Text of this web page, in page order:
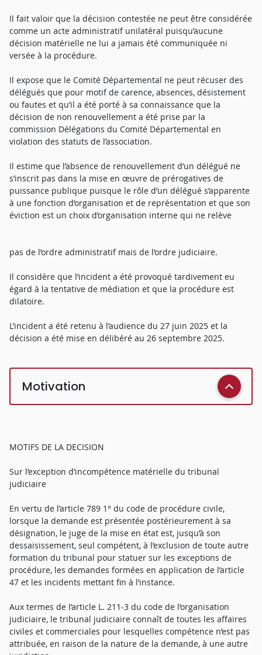
Il fait valoir que la décision contestée ne peut être considérée
comme un acte administratif unilatéral puisqu’aucune
décision matérielle ne lui a jamais été communiquée ni
versée à la procédure.
Il expose que le Comité Départemental ne peut récuser des
délégués que pour motif de carence, absences, désistement
ou fautes et qu’il a été porté à sa connaissance que la
décision de non renouvellement a été prise par la
commission Délégations du Comité Départemental en
violation des statuts de l’association.
Il estime que l’absence de renouvellement d’un délégué ne
s’inscrit pas dans la mise en œuvre de prérogatives de
puissance publique puisque le rôle d’un délégué s’apparente
à une fonction d’organisation et de représentation et que son
éviction est un choix d’organisation interne qui ne relève
pas de l’ordre administratif mais de l’ordre judiciaire.
Il considère que l’incident a été provoqué tardivement eu
égard à la tentative de médiation et que la procédure est
dilatoire.
L’incident a été retenu à l’audience du 27 juin 2025 et la
décision a été mise en délibéré au 26 septembre 2025.
Motivation
MOTIFS DE LA DECISION
Sur l’exception d’incompétence matérielle du tribunal
judiciaire
En vertu de l’article 789 1° du code de procédure civile,
lorsque la demande est présentée postérieurement à sa
désignation, le juge de la mise en état est, jusqu’à son
dessaisissement, seul compétent, à l’exclusion de toute autre
formation du tribunal pour statuer sur les exceptions de
procédure, les demandes formées en application de l’article
47 et les incidents mettant fin à l’instance.
Aux termes de l’article L. 211-3 du code de l’organisation
judiciaire, le tribunal judiciaire connaît de toutes les affaires
civiles et commerciales pour lesquelles compétence n’est pas
attribuée, en raison de la nature de la demande, à une autre